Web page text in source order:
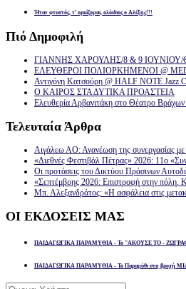
Ήταν φτυστός, τ’ ορκίζομαι, ολόιδιος ο Αλέξης!!!
Πιό Δημοφιλή
ΓΙΑΝΝΗΣ ΧΑΡΟΥΛΗΣ/8 & 9
ΕΛΕΥΘΕΡΟΙ ΠΟΛΙΟΡΚΗΜΕΝΟΙ @
Αντιγόνη Κατσούρη @ HALF NOTE Jazz
Ο ΚΑΙΡΟΣ ΣΤΑ ΔΥΤΙΚΑ ΠΡΟΑΣΤΕΙΑ
Ελευθερία Αρβανιτάκη στο Θέατρο
Τελευταία Άρθρα
Αιγάλεω ΑΟ: Ανανέωση της συνεργασίας
«Διεθνές Φεστιβάλ Πέτρας» 2026: 11ο
Οι προτάσεις του Δικτύου Πράσινων
«Σεπτέμβρης 2026: Επιστροφή στην πόλη.
Μπ. Αλεξανδράτος: «Η ασφάλεια στις
ΟΙ ΕΚΔΟΣΕΙΣ ΜΑΣ
ΠΑΙΔΑΓΩΓΙΚΑ ΠΑΡΑΜΥΘΙΑ - Το "ΑΚΟΥΣΕ ΤΟ -
ΠΑΙΔΑΓΩΓΙΚΑ ΠΑΡΑΜΥΘΙΑ - Το Παραμύθι στη